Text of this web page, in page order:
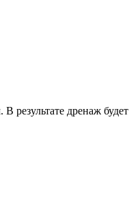
результате дренаж будет